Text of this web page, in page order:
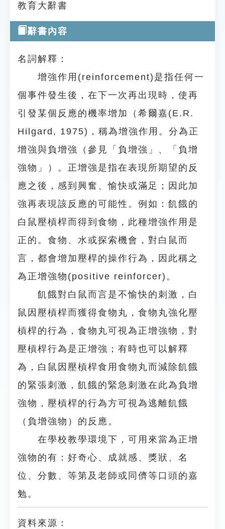
教育大辭書
辭書內容
名詞解釋：
增強作用(reinforcement)是指任何一
個事件發生後，在下一次再出現時，使再
引發某個反應的機率增加（希爾嘉(E.R.
Hilgard, 1975)，稱為增強作用。分為正
增強與負增強（參見「負增強」、「負增
強物」）。正增強是指在表現所期望的反
應之後，感到興奮、愉快或滿足；因此加
強再表現該反應的可能性。例如：飢餓的
白鼠壓槓桿而得到食物，此種增強作用是
正的。食物、水或探索機會，對白鼠而
言，都會增加壓桿的操作行為，因此稱之
為正增強物(positive reinforcer)。
飢餓對白鼠而言是不愉快的刺激，白
鼠因壓槓桿而獲得食物丸，食物丸強化壓
槓桿的行為，食物丸可視為正增強物，對
壓槓桿行為是正增強；有時也可以解釋
為，白鼠因壓槓桿食用食物丸而減除飢餓
的緊張刺激，飢餓的緊急刺激在此為負增
強物，壓槓桿的行為方可視為逃離飢餓
（負增強物）的反應。
在學校教學環境下，可用來當為正增
強物的有：好奇心、成就感、獎狀、名
位、分數、等第及老師或同儕等口頭的嘉
勉。
資料來源：